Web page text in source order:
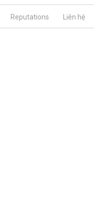
Reputations Liên hệ